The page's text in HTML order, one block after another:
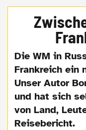
Die WM in
Frankreich ein
Unser Autor
und hat sich
von Land,
Reisebericht.